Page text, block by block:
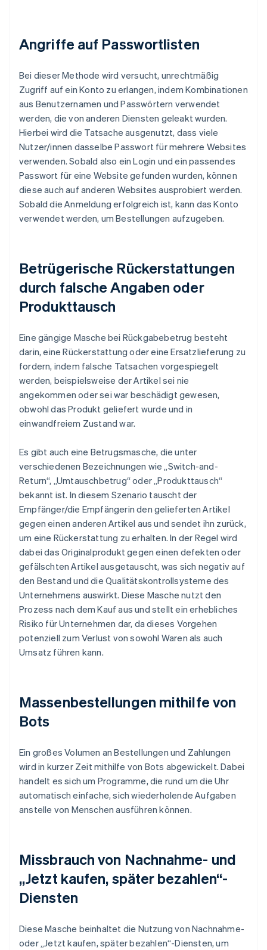
Angriffe auf Passwortlisten
Bei dieser Methode wird versucht, unrechtmäßig
Zugriff auf ein Konto zu erlangen, indem Kombinationen
aus Benutzernamen und Passwörtern verwendet
werden, die von anderen Diensten geleakt wurden.
Hierbei wird die Tatsache ausgenutzt, dass viele
Nutzer/innen dasselbe Passwort für mehrere Websites
verwenden. Sobald also ein Login und ein passendes
Passwort für eine Website gefunden wurden, können
diese auch auf anderen Websites ausprobiert werden.
Sobald die Anmeldung erfolgreich ist, kann das Konto
verwendet werden, um Bestellungen aufzugeben.
Betrügerische Rückerstattungen
durch falsche Angaben oder
Produkttausch
Eine gängige Masche bei Rückgabebetrug besteht
darin, eine Rückerstattung oder eine Ersatzlieferung zu
fordern, indem falsche Tatsachen vorgespiegelt
werden, beispielsweise der Artikel sei nie
angekommen oder sei war beschädigt gewesen,
obwohl das Produkt geliefert wurde und in
einwandfreiem Zustand war.
Es gibt auch eine Betrugsmasche, die unter
verschiedenen Bezeichnungen wie „Switch-and-
Return“, „Umtauschbetrug“ oder „Produkttausch“
bekannt ist. In diesem Szenario tauscht der
Empfänger/die Empfängerin den gelieferten Artikel
gegen einen anderen Artikel aus und sendet ihn zurück,
um eine Rückerstattung zu erhalten. In der Regel wird
dabei das Originalprodukt gegen einen defekten oder
gefälschten Artikel ausgetauscht, was sich negativ auf
den Bestand und die Qualitätskontrollsysteme des
Unternehmens auswirkt. Diese Masche nutzt den
Prozess nach dem Kauf aus und stellt ein erhebliches
Risiko für Unternehmen dar, da dieses Vorgehen
potenziell zum Verlust von sowohl Waren als auch
Umsatz führen kann.
Massenbestellungen mithilfe von
Bots
Ein großes Volumen an Bestellungen und Zahlungen
wird in kurzer Zeit mithilfe von Bots abgewickelt. Dabei
handelt es sich um Programme, die rund um die Uhr
automatisch einfache, sich wiederholende Aufgaben
anstelle von Menschen ausführen können.
Missbrauch von Nachnahme- und
„Jetzt kaufen, später bezahlen“-
Diensten
Diese Masche beinhaltet die Nutzung von Nachnahme-
oder „Jetzt kaufen, später bezahlen“-Diensten, um